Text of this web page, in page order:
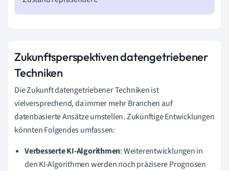
Zukunftsperspektiven datengetriebener
Techniken
Die Zukunft datengetriebener Techniken ist
vielversprechend, da immer mehr Branchen auf
datenbasierte Ansätze umstellen. Zukünftige Entwicklungen
könnten Folgendes umfassen:
Verbesserte KI-Algorithmen: Weiterentwicklungen in
den KI-Algorithmen werden noch präzisere Prognosen